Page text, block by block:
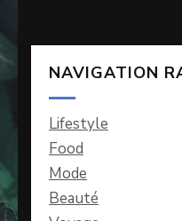
NAVIGATION
Lifestyle
Food
Mode
Beauté